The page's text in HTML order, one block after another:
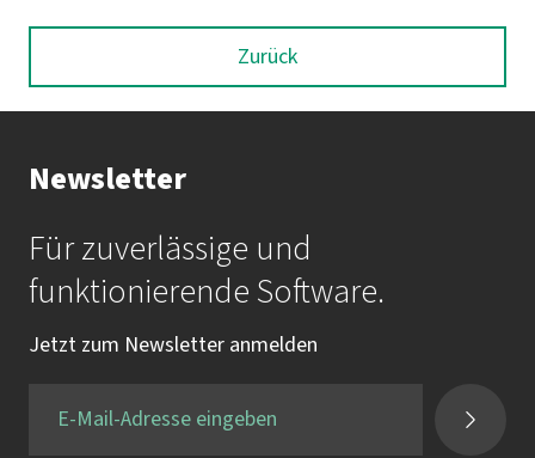
Zurück
Newsletter
Für zuverlässige und
funktionierende Software.
Jetzt zum Newsletter anmelden